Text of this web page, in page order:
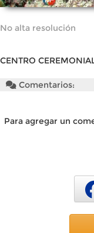
No alta resolución
CENTRO
Comentarios:
Para agregar un